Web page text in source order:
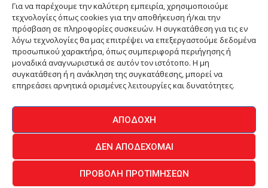
Για να παρέχουμε την καλύτερη εμπειρία, χρησιμοποιούμε
τεχνολογίες όπως cookies για την αποθήκευση ή/και την
πρόσβαση σε πληροφορίες συσκευών. Η συγκατάθεση για τις εν
λόγω τεχνολογίες θα μας επιτρέψει να επεξεργαστούμε δεδομένα
προσωπικού χαρακτήρα, όπως συμπεριφορά περιήγησης ή
μοναδικά αναγνωριστικά σε αυτόν τον ιστότοπο. Η μη
συγκατάθεση ή η ανάκληση της συγκατάθεσης, μπορεί να
επηρεάσει αρνητικά ορισμένες λειτουργίες και δυνατότητες.
ΑΠΟΔΟΧΉ
ΔΕΝ ΑΠΟΔΈΧΟΜΑΙ
ΠΡΟΒΟΛΉ ΠΡΟΤΙΜΉΣΕΩΝ
ΔικαιούχοςDomain:ΔΗΜΗΤΡΙΑΔΗΣ Θ ΚΑΙ ΣΙΑ ΜΟΝΟΠΡΟΣΩΠΗ ΙΚΕ
Διευθυντής: ΕΥΘΥΜΙΑΤΟΥ ΜΑΡΙΑ
Διαχειριστής:
ΕΥΘΥΜΙΑΤΟΥ ΜΑΡΙΑ
Δήλωση Συμμόρφωσης
ΕΠΙΚΟΙΝΩΝΙΑ
© 2026 - All Rights Reserved -Πολιτική Απορρήτου